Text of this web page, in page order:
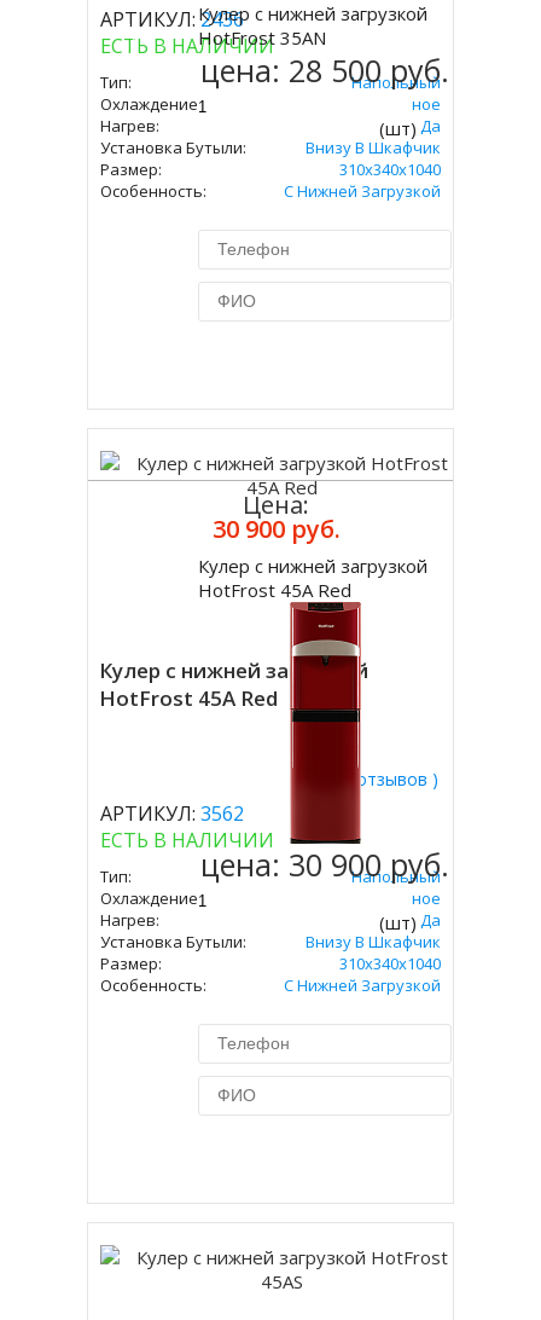
АРТИКУЛ:2436
ЕСТЬ В НАЛИЧИИ
Тип:
Напольный
Охлаждение:
Компрессорное
Нагрев:
Да
Установка Бутыли:
Внизу В Шкафчик
Размер:
310х340х1040
Особенность:
С Нижней Загрузкой
Купить
Кулер с нижней загрузкой
HotFrost 35AN
цена: 28 500 руб.
(шт)
Кулер с нижней загрузкой
HotFrost 45A Red
( 0 отзывов )
АРТИКУЛ: 3562
ЕСТЬ В НАЛИЧИИ
Тип:
Напольный
Охлаждение:
Компрессорное
Нагрев:
Да
Установка Бутыли:
Внизу В Шкафчик
Размер:
310х340х1040
Особенность:
С Нижней Загрузкой
Цена:
30 900 руб.
Кулер с нижней загрузкой
HotFrost 45A Red
цена: 30 900 руб.
(шт)